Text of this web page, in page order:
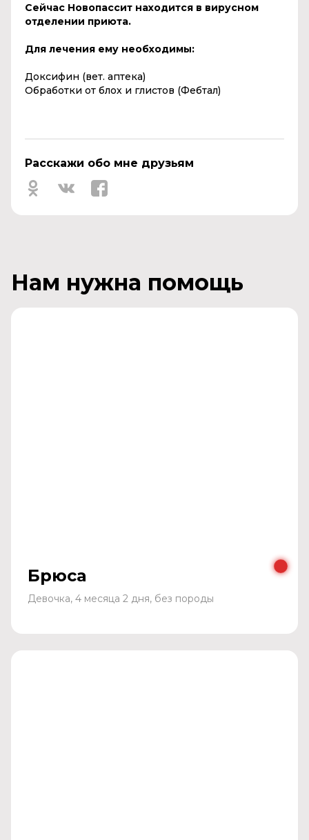
Сейчас Новопассит находится в вирусном
отделении приюта.
Для лечения ему необходимы:
Доксифин (вет. аптека)
Обработки от блох и глистов (Фебтал)
Расскажи обо мне друзьям
Нам нужна помощь
Брюса
Девочка, 4 месяца 2 дня, без породы